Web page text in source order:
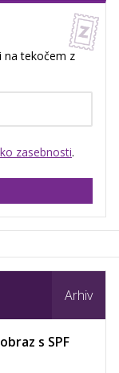
na tekočem z
zasebnosti.
Arhiv
s SPF